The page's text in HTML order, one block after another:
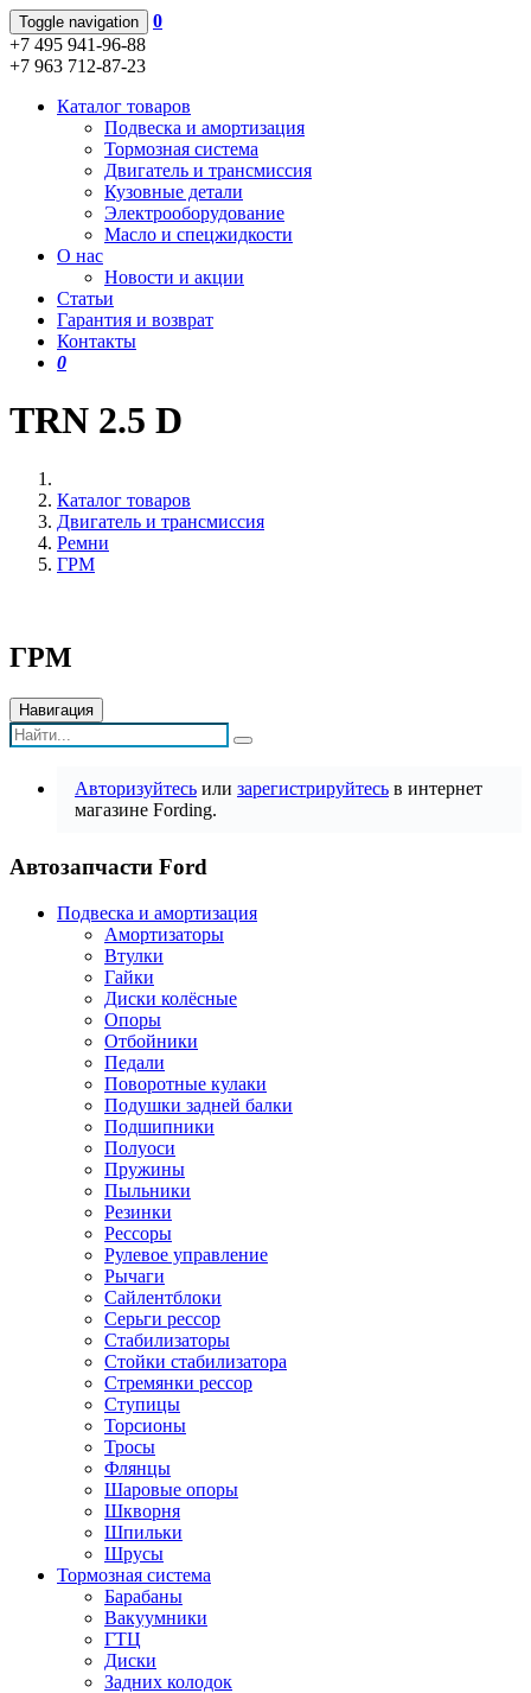
Toggle navigation
0
+7 495 941-96-88
+7 963 712-87-23
Каталог товаров
Подвеска и амортизация
Тормозная система
Двигатель и трансмиссия
Кузовные детали
Электрооборудование
Масло и спецжидкости
О нас
Новости и акции
Статьи
Гарантия и возврат
Контакты
0
TRN 2.5 D
Каталог товаров
Двигатель и трансмиссия
Ремни
ГРМ
ГРМ
Навигация
Авторизуйтесь или зарегистрируйтесь в интернет
магазине Fording.
Автозапчасти Ford
Подвеска и амортизация
Амортизаторы
Втулки
Гайки
Диски колёсные
Опоры
Отбойники
Педали
Поворотные кулаки
Подушки задней балки
Подшипники
Полуоси
Пружины
Пыльники
Резинки
Рессоры
Рулевое управление
Рычаги
Сайлентблоки
Серьги рессор
Стабилизаторы
Стойки стабилизатора
Стремянки рессор
Ступицы
Торсионы
Тросы
Флянцы
Шаровые опоры
Шкворня
Шпильки
Шрусы
Тормозная система
Барабаны
Вакуумники
ГТЦ
Диски
Задних колодок